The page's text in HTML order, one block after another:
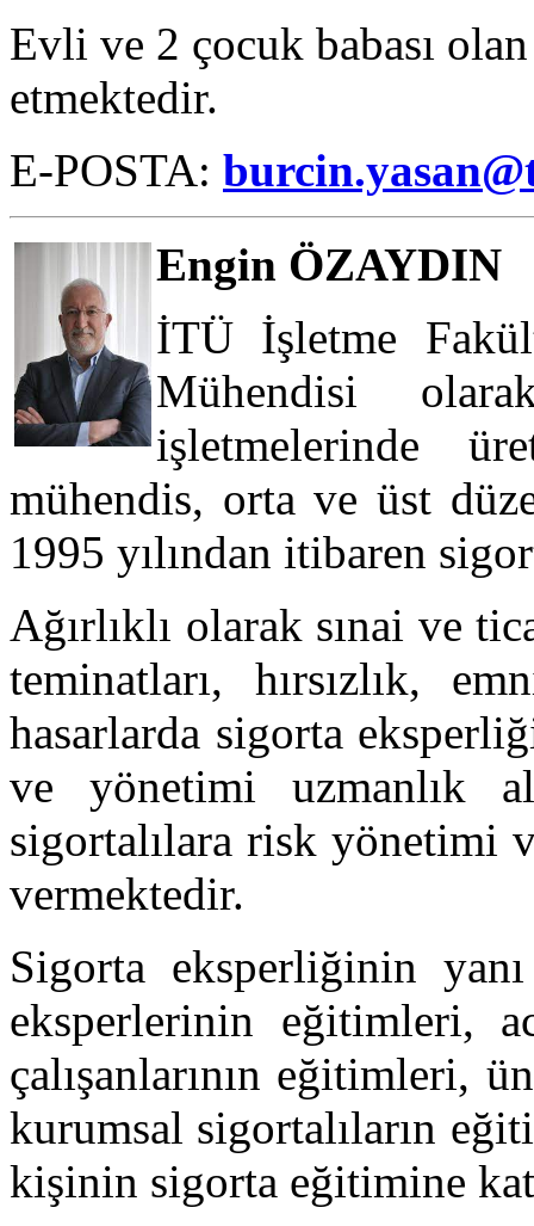
Evli ve 2 çocuk babası
etmektedir.
E-POSTA:
Engin ÖZAYDIN
İTÜ İşletme
Mühendisi
işletmelerinde
mühendis, orta ve üst
1995 yılından itibaren
Ağırlıklı olarak sınai ve
teminatları, hırsızlık,
hasarlarda sigorta
ve yönetimi uzmanlık
sigortalılara risk yönetimi
vermektedir.
Sigorta eksperliğinin
eksperlerinin eğitimleri,
çalışanlarının eğitimleri,
kurumsal sigortalıların
kişinin sigorta eğitimine